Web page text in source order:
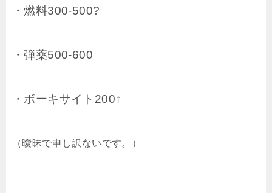
・燃料300-500?
・弾薬500-600
・ボーキサイト200↑
（曖昧で申し訳ないです。）